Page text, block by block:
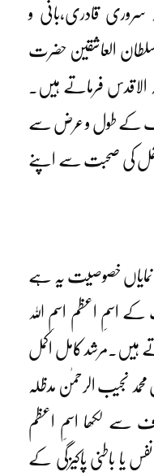
قادری،بانی و
العاشقین حضرت
الاقدس فرماتے ہیں۔
ملک کے طول و عرض سے
کی صحبت سے اپنے
خصوصیت یہ ہے
کے اسمِ اعظم اسمِ اللہ
کامل اکمل
نجیب الرحمٰن مدظلہ
سے لکھا اسمِ اعظم
یا باطنی پاکیزگی کے